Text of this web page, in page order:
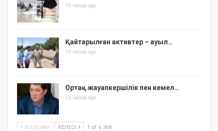
10 часов ago
Қайтарылған активтер – ауыл…
15 часов ago
Ортақ жауапкершілік пен кемел…
15 часов ago
АЛДЫҢҒЫ КЕЛЕСІ 1 of 6 368